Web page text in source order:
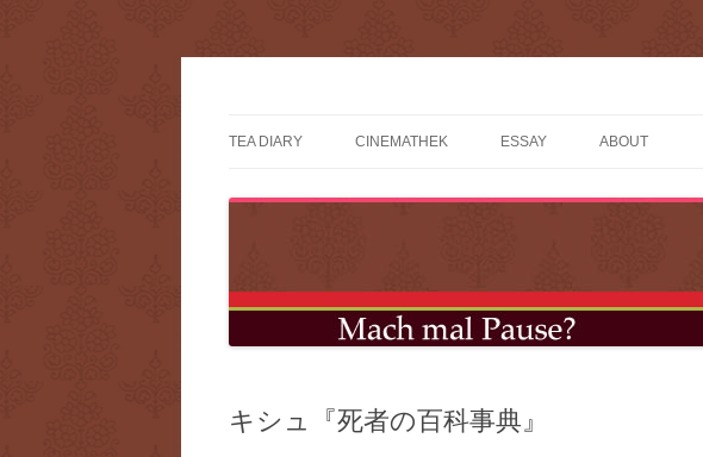
へ
ッ
TEA DIARY CINEMATHEK ESSAY ABOUT
キシュ『死者の百科事典』